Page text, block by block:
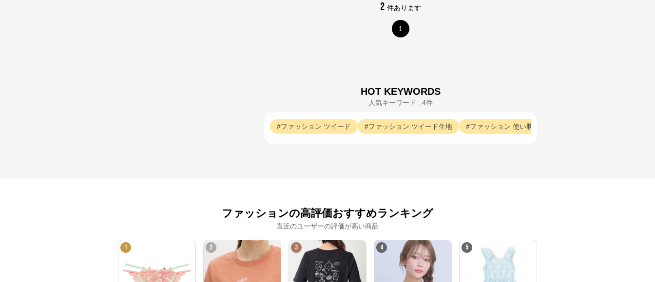
2 件あります
1
HOT KEYWORDS
人気キーワード : 4件
ファッション ツイード ファッション ツイード生地 ファッション 使い勝手
ファッションの高評価おすすめランキング
直近のユーザーの評価が高い商品
1 2 3 4 5